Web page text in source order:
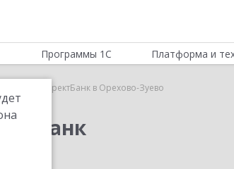
Программы 1С Платформа и
1С:ДиректБанк в Орехово-Зуево